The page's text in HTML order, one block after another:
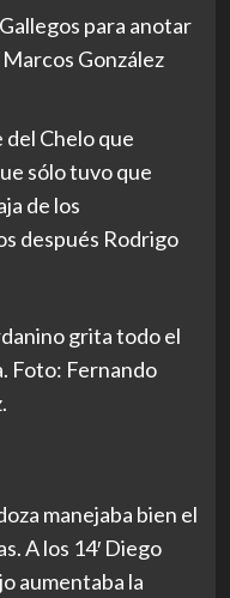
para anotar
González
del Chelo que
sólo tuvo que
de los
después Rodrigo
grita todo el
Foto: Fernando
manejaba bien el
A los 14′ Diego
aumentaba la